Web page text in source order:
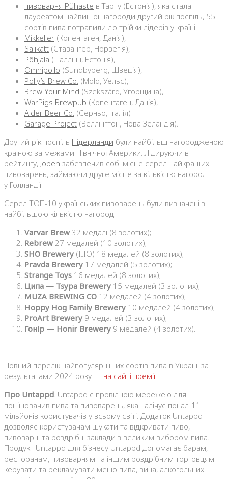
пивоварня Pühaste в Тарту (Естонія), яка стала
лауреатом найвищої нагороди другий рік поспіль, 55
сортів пива потрапили до трійки лідерів у країні.
Mikkeller (Копенгаген, Данія),
Salikatt (Ставангер, Норвегія),
Põhjala ( Таллінн, Естонія),
Omnipollo (Sundbyberg, Швеція),
Polly’s Brew Co. (Mold, Уельс),
Brew Your Mind (Szekszárd, Угорщина),
WarPigs Brewpub (Копенгаген, Данія),
Alder Beer Co. (Серньо, Італія)
Garage Project (Веллінгтон, Нова Зеландія).
Другий рік поспіль Нідерланди були найбільш нагородженою
країною за межами Північної Америки. Лідируючи в
рейтингу, Jopen забезпечив собі місце серед найкращих
пивоварень, займаючи друге місце за кількістю нагород
у Голландії.
Серед ТОП-10 українських пивоварень були визначені з
найбільшою кількістю нагород:
Varvar Brew 32 медалі (8 золотих);
Rebrew 27 медалей (10 золотих);
SHO Brewery (IIIO) 18 медалей (8 золотих);
Pravda Brewery 17 медалей (5 золотих);
Strange Toys 16 медалей (8 золотих);
Ципа — Tsypa Brewery 15 медалей (3 золотих);
MUZA BREWING CO 12 медалей (4 золотих);
Hoppy Hog Family Brewery 10 медалей (4 золотих);
ProArt Brewery 9 медалей (3 золотих);
Гонір — Honir Brewery 9 медалей (4 золотих).
Повний перелік найпопулярніших сортів пива в Україні за
результатами 2024 року — на сайті премії.
Про Untappd. Untappd є провідною мережею для
поцінювачив пива та пивоварень, яка налічує понад 11
мільйонів користувачів у всьому світі. Додаток Untappd
дозволяє користувачам шукати та відкривати пиво,
пивоварні та роздрібні заклади з великим вибором пива.
Продукт Untappd для бізнесу Untappd допомагає барам,
ресторанам, пивоварням та іншим роздрібним торговцям
керувати та рекламувати меню пива, вина, алкогольних